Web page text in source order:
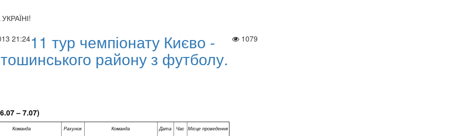
21:24 1079
11 тур чемпіонату Києво -
району з футболу.
07 – 7.07)
Команда Рахунок Команда Дата Час Місце проведення